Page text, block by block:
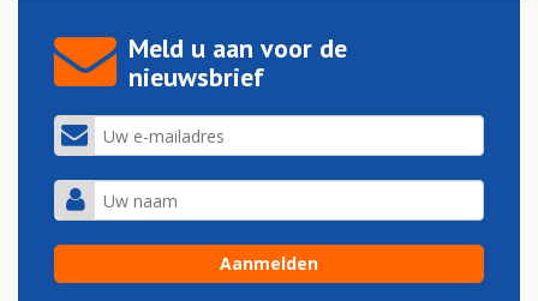
Meld u aan voor de
nieuwsbrief